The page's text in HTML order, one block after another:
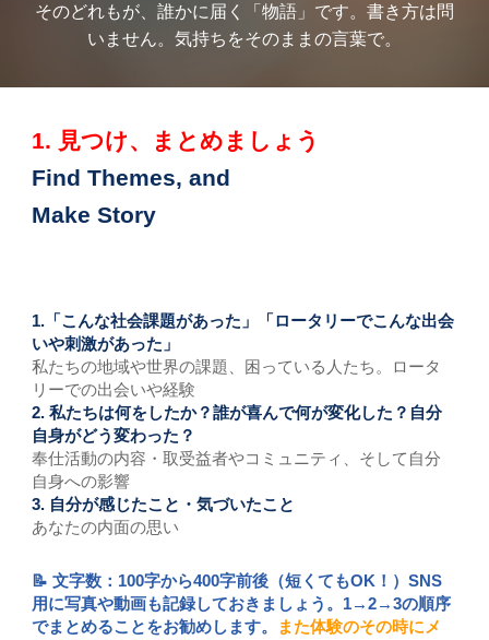
そのどれもが、誰かに届く「物語」です。書き方は問
いません。気持ちをそのままの言葉で。
1. 見つけ、まとめましょう
Find Themes, and
Make Story
1.「こんな社会課題があった」「ロータリーでこんな出会
いや刺激があった」
私たちの地域や世界の課題、困っている人たち。ロータ
リーでの出会いや経験
2.私たちは何をしたか？誰が喜んで何が変化した？自分
自身がどう変わった？
奉仕活動の内容・取受益者やコミュニティ、そして自分
自身への影響
3. 自分が感じたこと・気づいたこと
あなたの内面の思い
📝 文字数：100字から400字前後（短くてもOK！）SNS
用に写真や動画も記録しておきましょう。1→2→3の順序
でまとめることをお勧めします。
また体験のその時にメ